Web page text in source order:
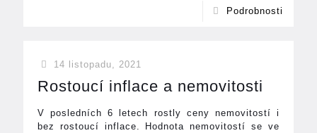
Podrobnosti
14 listopadu, 2021
Rostoucí inflace a nemovitosti
V posledních 6 letech rostly ceny nemovitostí i
bez rostoucí inflace. Hodnota nemovitostí se ve